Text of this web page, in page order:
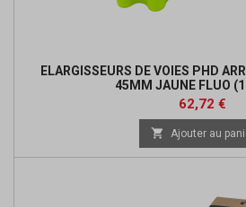
ELARGISSEURS DE VOIES PHD
45MM JAUNE FLUO
Prix
62,72 €
 Ajouter au